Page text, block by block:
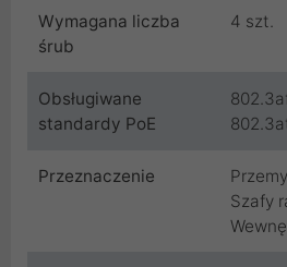
Wymagana liczba
śrub
4 szt.
Obsługiwane
standardy PoE
Przeznaczenie
Szafy